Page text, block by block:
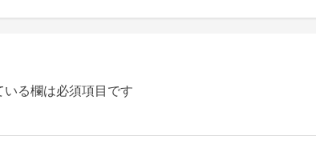
いる欄は必須項目です